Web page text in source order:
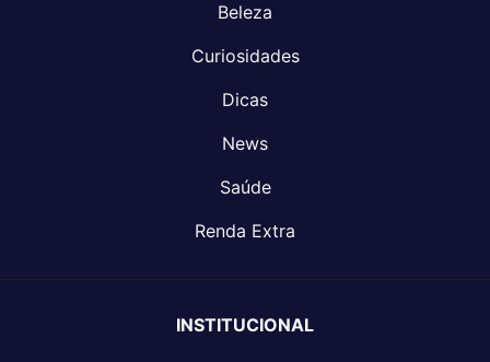
Beleza
Curiosidades
Dicas
News
Saúde
Renda Extra
INSTITUCIONAL